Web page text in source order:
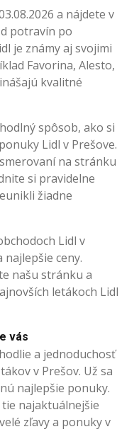
a nájdete v
potravín po
je známy aj svojimi
Favorina, Alesto,
kvalitné
spôsob, ako si
Lidl v Prešove.
na stránku
si pravidelne
žiadne
Lidl v
ceny.
našu stránku a
letákoch Lidl
vás
a jednoduchosť
v Prešov. Už sa
najlepšie ponuky.
najaktuálnejšie
zľavy a ponuky v